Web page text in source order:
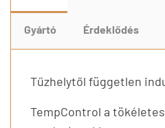
Gyártó Érdeklődés
Tűzhelytől független
TempControl a